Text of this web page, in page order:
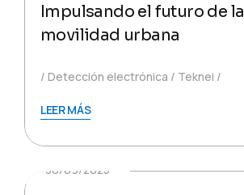
Impulsando el futuro de la
movilidad urbana
Detección electrónica Teknei
LEER MÁS
30/09/2025